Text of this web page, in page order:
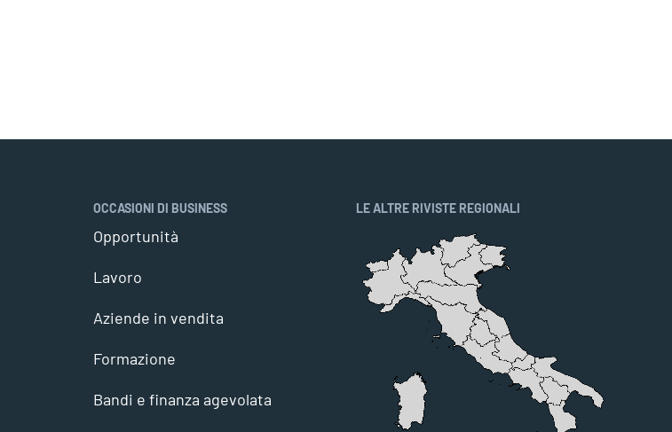
OCCASIONI DI BUSINESS
Opportunità
Lavoro
Aziende in vendita
Formazione
Bandi e finanza agevolata
LE ALTRE RIVISTE REGIONALI